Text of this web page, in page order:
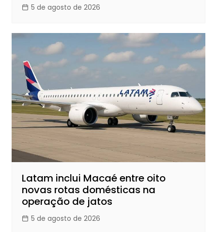
5 de agosto de 2026
Latam inclui Macaé entre oito
novas rotas domésticas na
operação de jatos
5 de agosto de 2026